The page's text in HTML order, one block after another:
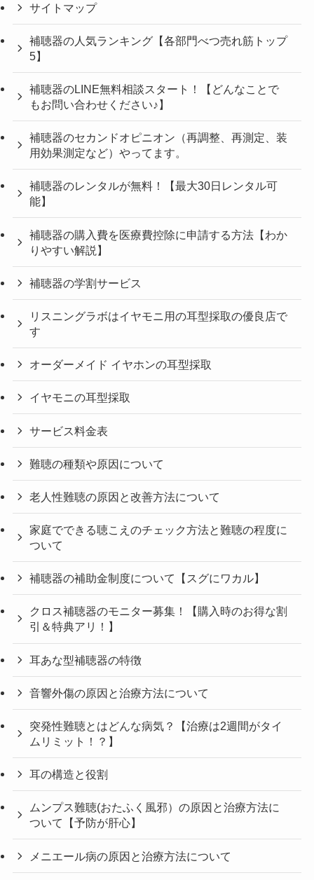
サイトマップ
補聴器の人気ランキング【各部門べつ売れ筋トップ
5】
補聴器のLINE無料相談スタート！【どんなことで
もお問い合わせください♪】
補聴器のセカンドオピニオン（再調整、再測定、装
用効果測定など）やってます。
補聴器のレンタルが無料！【最大30日レンタル可
能】
補聴器の購入費を医療費控除に申請する方法【わか
りやすい解説】
補聴器の学割サービス
リスニングラボはイヤモニ用の耳型採取の優良店で
す
オーダーメイド イヤホンの耳型採取
イヤモニの耳型採取
サービス料金表
難聴の種類や原因について
老人性難聴の原因と改善方法について
家庭でできる聴こえのチェック方法と難聴の程度に
ついて
補聴器の補助金制度について【スグにワカル】
クロス補聴器のモニター募集！【購入時のお得な割
引＆特典アリ！】
耳あな型補聴器の特徴
音響外傷の原因と治療方法について
突発性難聴とはどんな病気？【治療は2週間がタイ
ムリミット！？】
耳の構造と役割
ムンプス難聴(おたふく風邪）の原因と治療方法に
ついて【予防が肝心】
メニエール病の原因と治療方法について